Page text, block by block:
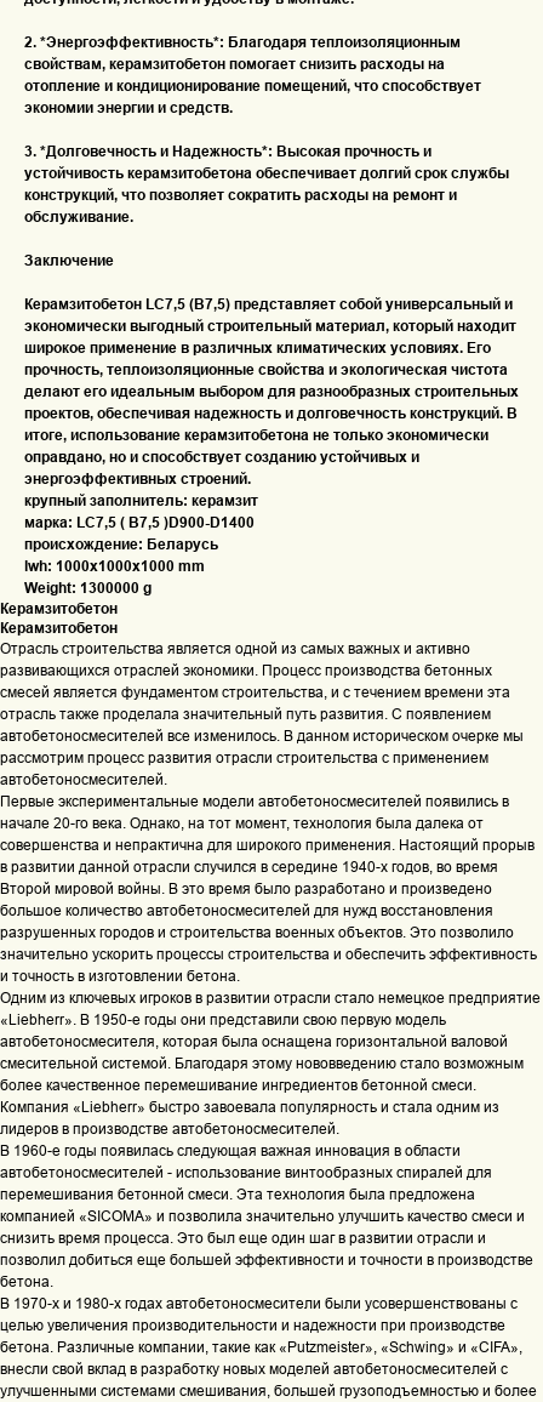
2. *Энергоэффективность*: Благодаря теплоизоляционным
свойствам, керамзитобетон помогает снизить расходы на
отопление и кондиционирование помещений, что способствует
экономии энергии и средств.
3. *Долговечность и Надежность*: Высокая прочность и
устойчивость керамзитобетона обеспечивает долгий срок службы
конструкций, что позволяет сократить расходы на ремонт и
обслуживание.
Заключение
Керамзитобетон LC7,5 (В7,5) представляет собой универсальный и
экономически выгодный строительный материал, который находит
широкое применение в различных климатических условиях. Его
прочность, теплоизоляционные свойства и экологическая чистота
делают его идеальным выбором для разнообразных строительных
проектов, обеспечивая надежность и долговечность конструкций. В
итоге, использование керамзитобетона не только экономически
оправдано, но и способствует созданию устойчивых и
энергоэффективных строений.
крупный заполнитель: керамзит
марка: LC7,5 ( B7,5 )D900-D1400
происхождение: Беларусь
lwh: 1000x1000x1000 mm
Weight: 1300000 g
Керамзитобетон
Керамзитобетон
Отрасль строительства является одной из самых важных и активно
развивающихся отраслей экономики. Процесс производства бетонных
смесей является фундаментом строительства, и с течением времени эта
отрасль также проделала значительный путь развития. С появлением
автобетоносмесителей все изменилось. В данном историческом очерке мы
рассмотрим процесс развития отрасли строительства с применением
автобетоносмесителей.
Первые экспериментальные модели автобетоносмесителей появились в
начале 20-го века. Однако, на тот момент, технология была далека от
совершенства и непрактична для широкого применения. Настоящий прорыв
в развитии данной отрасли случился в середине 1940-х годов, во время
Второй мировой войны. В это время было разработано и произведено
большое количество автобетоносмесителей для нужд восстановления
разрушенных городов и строительства военных объектов. Это позволило
значительно ускорить процессы строительства и обеспечить эффективность
и точность в изготовлении бетона.
Одним из ключевых игроков в развитии отрасли стало немецкое предприятие
«Liebherr». В 1950-е годы они представили свою первую модель
автобетоносмесителя, которая была оснащена горизонтальной валовой
смесительной системой. Благодаря этому нововведению стало возможным
более качественное перемешивание ингредиентов бетонной смеси.
Компания «Liebherr» быстро завоевала популярность и стала одним из
лидеров в производстве автобетоносмесителей.
В 1960-е годы появилась следующая важная инновация в области
автобетоносмесителей - использование винтообразных спиралей для
перемешивания бетонной смеси. Эта технология была предложена
компанией «SICOMA» и позволила значительно улучшить качество смеси и
снизить время процесса. Это был еще один шаг в развитии отрасли и
позволил добиться еще большей эффективности и точности в производстве
бетона.
В 1970-х и 1980-х годах автобетоносмесители были усовершенствованы с
целью увеличения производительности и надежности при производстве
бетона. Различные компании, такие как «Putzmeister», «Schwing» и «CIFA»,
внесли свой вклад в разработку новых моделей автобетоносмесителей с
улучшенными системами смешивания, большей грузоподъемностью и более